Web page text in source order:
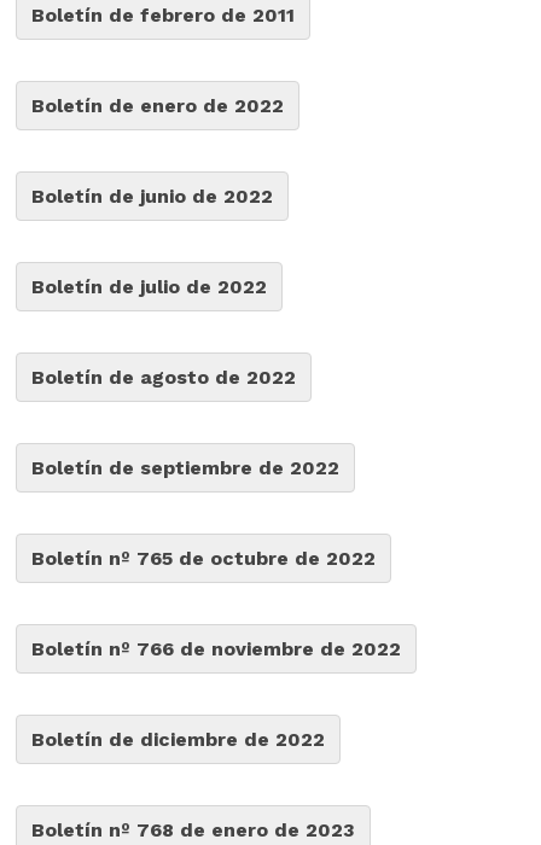
Boletín de febrero de 2011
Boletín de enero de 2022
Boletín de junio de 2022
Boletín de julio de 2022
Boletín de agosto de 2022
Boletín de septiembre de 2022
Boletín nº 765 de octubre de 2022
Boletín nº 766 de noviembre de 2022
Boletín de diciembre de 2022
Boletín nº 768 de enero de 2023